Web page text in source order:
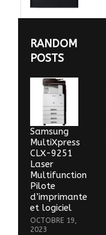
RANDOM
POSTS
Samsung
MultiXpress
CLX-9251
Laser
Multifunction
Pilote
d’imprimante
et logiciel
OCTOBRE 19,
2023